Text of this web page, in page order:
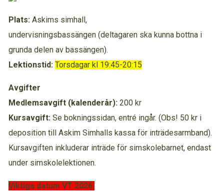
Plats: Askims simhall,
undervisningsbassängen (deltagaren ska kunna bottna i
grunda delen av bassängen).
Lektionstid: Torsdagar kl 19:45-20:15
Avgifter
Medlemsavgift (kalenderår): 200 kr
Kursavgift: Se bokningssidan, entré ingår. (Obs! 50 kr i
deposition till Askim Simhalls kassa för inträdesarmband).
Kursavgiften inkluderar inträde för simskolebarnet, endast
under simskolelektionen.
Viktiga datum VT 2026: